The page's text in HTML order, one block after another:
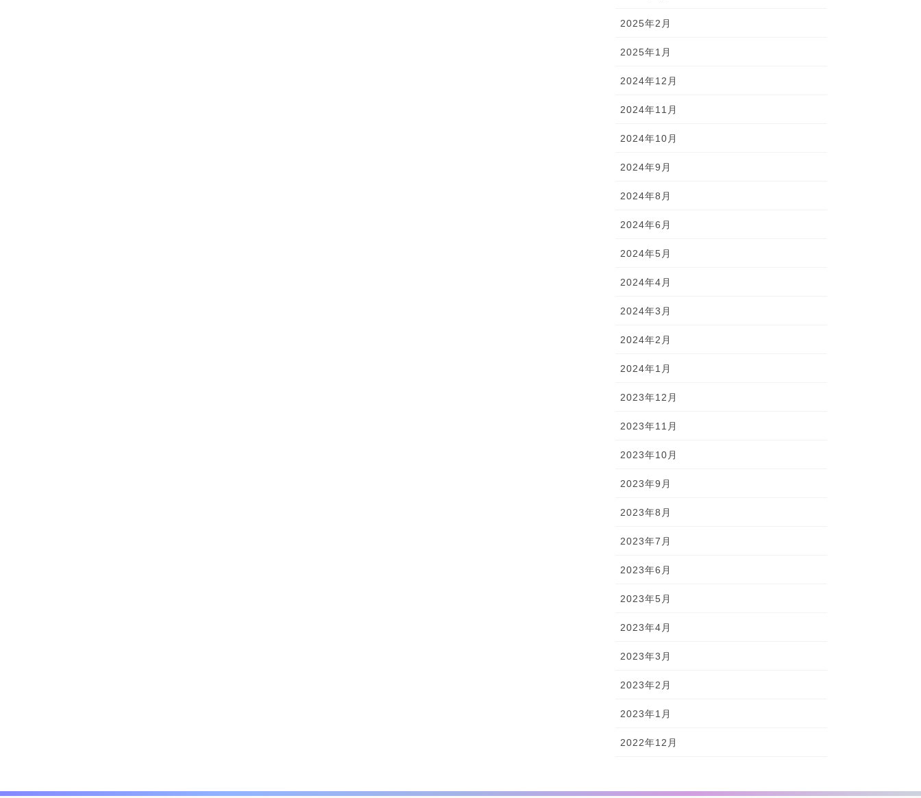
2025年2月
2025年1月
2024年12月
2024年11月
2024年10月
2024年9月
2024年8月
2024年6月
2024年5月
2024年4月
2024年3月
2024年2月
2024年1月
2023年12月
2023年11月
2023年10月
2023年9月
2023年8月
2023年7月
2023年6月
2023年5月
2023年4月
2023年3月
2023年2月
2023年1月
2022年12月